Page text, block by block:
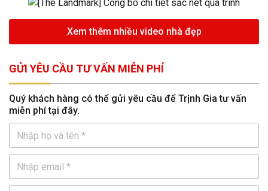
Xem thêm nhiều video nhà đẹp
GỬI YÊU CẦU TƯ VẤN MIỄN PHÍ
Quý khách hàng có thể gửi yêu cầu để Trịnh Gia tư vấn
miễn phí tại đây.